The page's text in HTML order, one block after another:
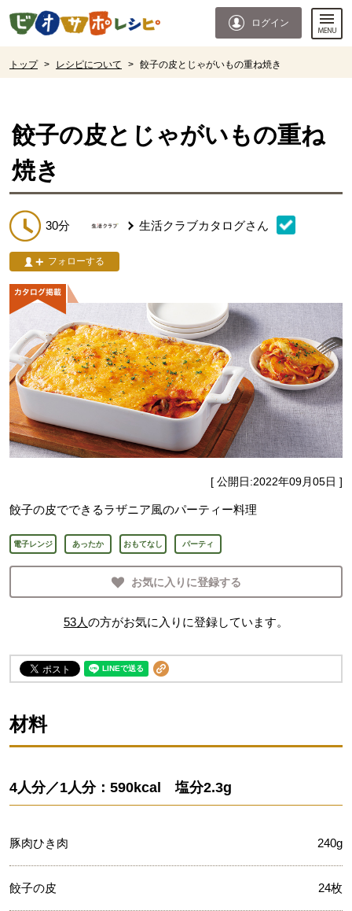
ページの先頭です。
ログイン
トップ > レシピについて > 餃子の皮とじゃがいもの重ね焼き
餃子の皮とじゃがいもの重ね
焼き
30分 生活クラブカタログさん
フォローする
[ 公開日:2022年09月05日 ]
餃子の皮でできるラザニア風のパーティー料理
電子レンジ あったか おもてなし パーティ
お気に入りに登録する
53人の方がお気に入りに登録しています。
材料
4人分／1人分：590kcal 塩分2.3g
豚肉ひき肉 240g
餃子の皮 24枚